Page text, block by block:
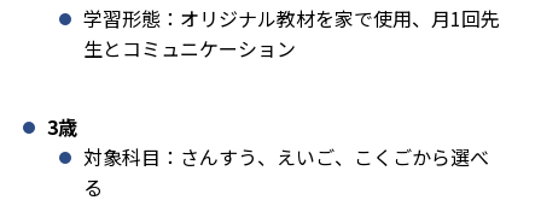
学習形態：オリジナル教材を家で使用、月1回先
生とコミュニケーション
3歳
対象科目：さんすう、えいご、こくごから選べ
る